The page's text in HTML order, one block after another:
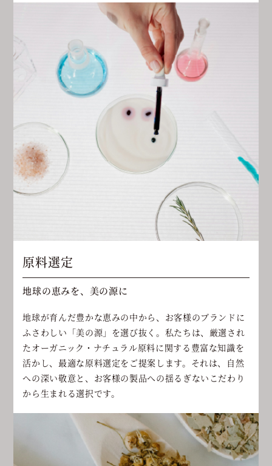
原料選定
地球の恵みを、美の源に
地球が育んだ豊かな恵みの中から、お客様のブランドに
ふさわしい「美の源」を選び抜く。私たちは、厳選され
たオーガニック・ナチュラル原料に関する豊富な知識を
活かし、最適な原料選定をご提案します。それは、自然
への深い敬意と、お客様の製品への揺るぎないこだわり
から生まれる選択です。